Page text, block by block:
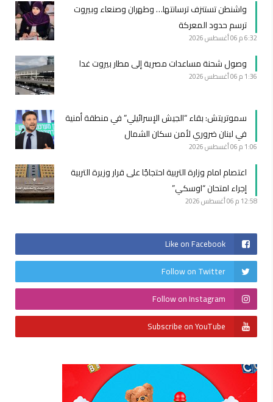
واشنطن تستنزف ترسانتها… وطهران وصنعاء وبيروت
ترسم حدود المعركة
6:32 م 06 أغسطس 2026
وصول شحنة مساعدات مصرية إلى مطار بيروت غدا
1:36 م 06 أغسطس 2026
سموتريتش: بقاء “الجيش الإسرائيلي” في منطقة أمنية
في لبنان ضروري لأمن سكان الشمال
1:06 م 06 أغسطس 2026
اعتصام امام وزارة التربية احتجاجًا على قرار وزيرة التربية
إجراء امتحان “اوسكي”
12:58 م 06 أغسطس 2026
Like on Facebook
Follow on Twitter
Follow on Instagram
Subscribe on YouTube